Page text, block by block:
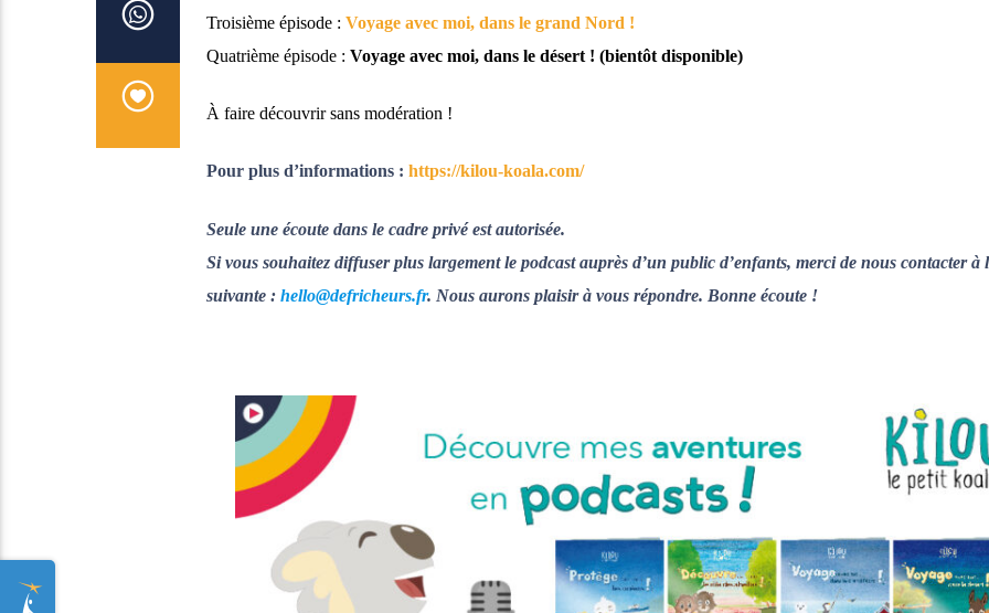
Troisième épisode : Voyage avec moi, dans le grand Nord !
Quatrième épisode : Voyage avec moi, dans le désert ! (bientôt disponible)
À faire découvrir sans modération !
Pour plus d’informations : https://kilou-koala.com/
Seule une écoute dans le cadre privé est autorisée.
Si vous souhaitez diffuser plus largement le podcast auprès d’un public d’enfants, merci de nous contacter à
suivante : hello@defricheurs.fr. Nous aurons plaisir à vous répondre. Bonne écoute !